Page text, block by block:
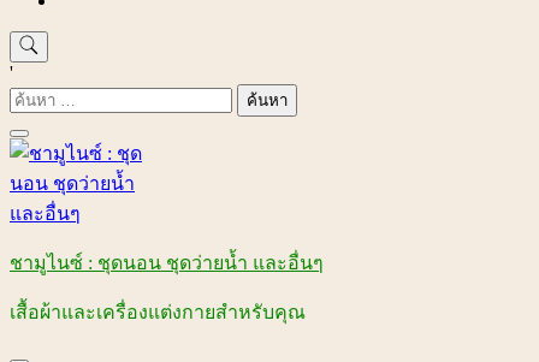
'
ค้นหา
สำหรับ:
ชามูไนซ์ : ชุดนอน ชุดว่ายน้ำ และอื่นๆ
เสื้อผ้าและเครื่องแต่งกายสำหรับคุณ